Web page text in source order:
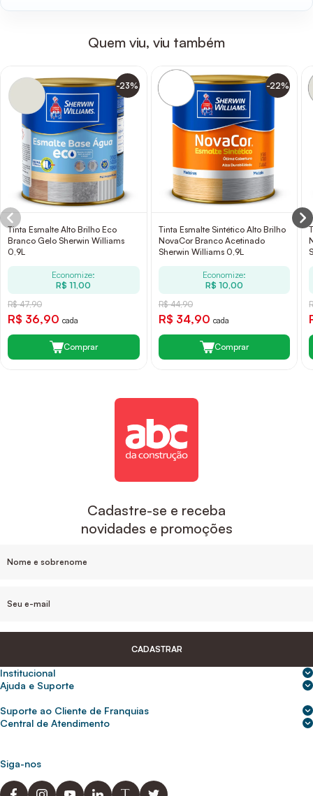
Quem viu, viu também
-23%
Tinta Esmalte Alto Brilho Eco
Branco Gelo Sherwin Williams
0,9L
Economize:
R$ 11,00
R$ 47,90
R$ 36,90 cada
Comprar
-22%
Tinta Esmalte Sintético Alto Brilho
NovaCor Branco Acetinado
Sherwin Williams 0,9L
Economize:
R$ 10,00
R$ 44,90
R$ 34,90 cada
Comprar
Cadastre-se e receba
novidades e promoções
CADASTRAR
Institucional
Sobre nós
Para empresas
Ajuda e Suporte
Frete e entrega
Política de Privacidade
Privacidade e segurança
Suporte ao Cliente de Franquias
2ª Via de Boletos - Crédito ABC
Central de Atendimento
(31) 9 9105-5920
abcnasuacasa.atendimento@abcdaconstrucao.com.br
Siga-nos